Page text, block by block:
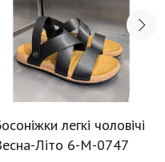
легкі чоловічі
Літо 6-M-0747